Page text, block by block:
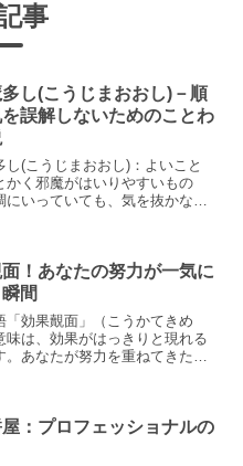
事
し(こうじまおおし)－順
を誤解しないためのことわ
し(こうじまおおし)：よいこと
かく邪魔がはいりやすいもの
にいっていても、気を抜かない
うことを思い出す...
！あなたの努力が一気に
間
「効果覿面」（こうかてきめ
味は、効果がはっきりと現れる
。あなたが努力を重ねてきた成
一緒に足を踏み入れ...
：プロフェッショナルの